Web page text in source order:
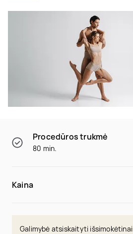
Procedūros trukmė
80 min.
Kaina
Galimybė atsiskaityti išsimokėtinai